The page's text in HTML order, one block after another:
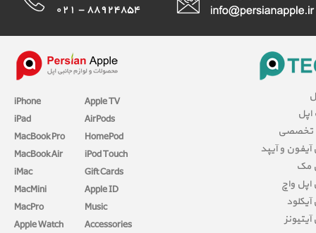
iPhone
iPad
MacBook Pro
MacBook Air
iMac
MacMini
MacPro
Apple Watch
Apple TV
AirPods
HomePod
iPod Touch
Gift Cards
Apple ID
Music
Accessories
اپل
تخصصی
و آیپد
مک
واچ